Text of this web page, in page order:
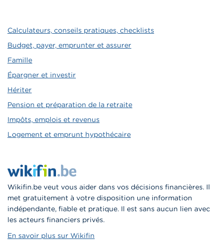
Calculateurs, conseils pratiques, checklists
Budget, payer, emprunter et assurer
Famille
Épargner et investir
Hériter
Pension et préparation de la retraite
Impôts, emplois et revenus
Logement et emprunt hypothécaire
Wikifin.be veut vous aider dans vos décisions financières. Il
met gratuitement à votre disposition une information
indépendante, fiable et pratique. Il est sans aucun lien avec
les acteurs financiers privés.
En savoir plus sur Wikifin